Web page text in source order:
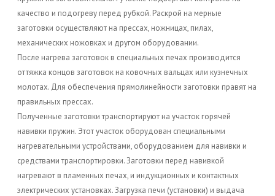
качество и подогреву перед рубкой. Раскрой на мерные
заготовки осуществляют на прессах, ножницах, пилах,
механических ножовках и другом оборудовании.
После нагрева заготовок в специальных печах производится
оттяжка концов заготовок на ковочных вальцах или кузнечных
молотах. Для обеспечения прямолинейности заготовки правят на
правильных прессах.
Полученные заготовки транспортируют на участок горячей
навивки пружин. Этот участок оборудован специальными
нагревательными устройствами, оборудованием для навивки и
средствами транспортировки. Заготовки перед навивкой
нагревают в пламенных печах, и индукционных и контактных
электрических установках. Загрузка печи (установки) и выдача